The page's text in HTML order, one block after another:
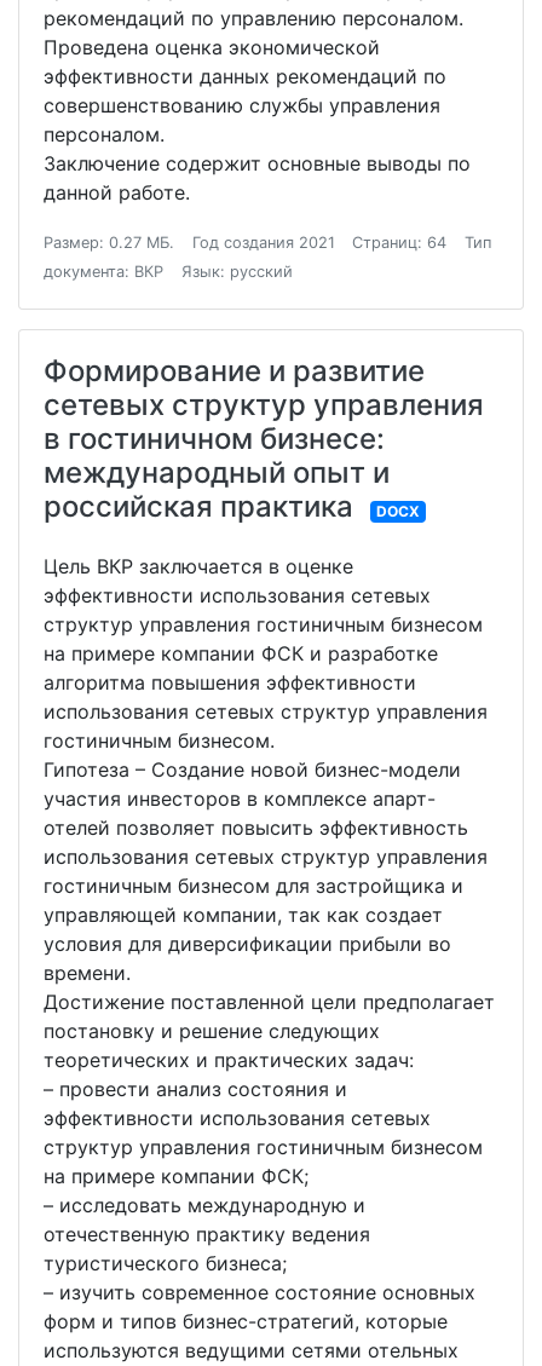
рекомендаций по управлению персоналом.
Проведена оценка экономической
эффективности данных рекомендаций по
совершенствованию службы управления
персоналом.
Заключение содержит основные выводы по
данной работе.
Размер: 0.27 МБ. Год создания 2021 Страниц: 64
Тип
документа: ВКР
Язык: русский
Формирование и развитие
сетевых структур управления
в гостиничном бизнесе:
международный опыт и
российская практика
DOCX
Цель ВКР заключается в оценке
эффективности использования сетевых
структур управления гостиничным бизнесом
на примере компании ФСК и разработке
алгоритма повышения эффективности
использования сетевых структур управления
гостиничным бизнесом.
Гипотеза – Создание новой бизнес-модели
участия инвесторов в комплексе апарт-
отелей позволяет повысить эффективность
использования сетевых структур управления
гостиничным бизнесом для застройщика и
управляющей компании, так как создает
условия для диверсификации прибыли во
времени.
Достижение поставленной цели предполагает
постановку и решение следующих
теоретических и практических задач:
– провести анализ состояния и
эффективности использования сетевых
структур управления гостиничным бизнесом
на примере компании ФСК;
– исследовать международную и
отечественную практику ведения
туристического бизнеса;
– изучить современное состояние основных
форм и типов бизнес-стратегий, которые
используются ведущими сетями отельных